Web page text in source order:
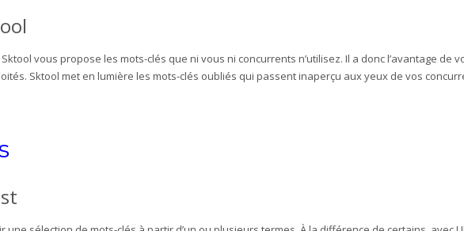
vous propose les mots-clés que ni vous ni concurrents n’utilisez. Il a donc l’avantage
Sktool met en lumière les mots-clés oubliés qui passent inaperçu aux yeux de vos